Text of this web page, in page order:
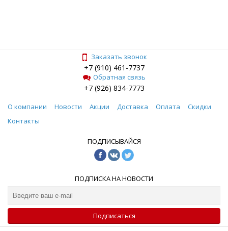
Заказать звонок
+7 (910) 461-7737
Обратная связь
+7 (926) 834-7773
О компании Новости Акции Доставка Оплата
Скидки
Контакты
ПОДПИСЫВАЙСЯ
ПОДПИСКА НА НОВОСТИ
Подписаться